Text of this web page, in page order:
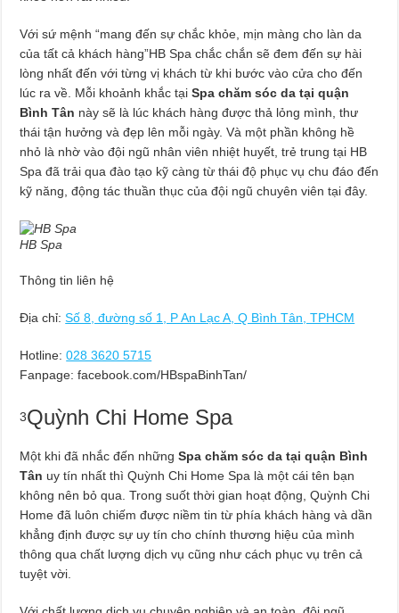
Với sứ mệnh “mang đến sự chắc khỏe, mịn màng cho làn da
của tất cả khách hàng”HB Spa chắc chắn sẽ đem đến sự hài
lòng nhất đến với từng vị khách từ khi bước vào cửa cho đến
lúc ra về. Mỗi khoảnh khắc tạiSpa chăm sóc da tại quận
Bình Tân này sẽ là lúc khách hàng được thả lỏng mình, thư
thái tận hưởng và đẹp lên mỗi ngày. Và một phần không hề
nhỏ là nhờ vào đội ngũ nhân viên nhiệt huyết, trẻ trung tại HB
Spa đã trải qua đào tạo kỹ càng từ thái độ phục vụ chu đáo đến
kỹ năng, động tác thuần thục của đội ngũ chuyên viên tại đây.
HB Spa
Thông tin liên hệ
Địa chỉ:Số 8, đường số 1, P An Lạc A, Q Bình Tân, TPHCM
Hotline: 028 3620 5715
Fanpage: facebook.com/HBspaBinhTan/
3Quỳnh Chi Home Spa
Một khi đã nhắc đến nhữngSpa chăm sóc da tại quận Bình
Tân uy tín nhất thì Quỳnh Chi Home Spa là một cái tên bạn
không nên bỏ qua. Trong suốt thời gian hoạt động, Quỳnh Chi
Home đã luôn chiếm được niềm tin từ phía khách hàng và dần
khẳng định được sự uy tín cho chính thương hiệu của mình
thông qua chất lượng dịch vụ cũng như cách phục vụ trên cả
tuyệt vời.